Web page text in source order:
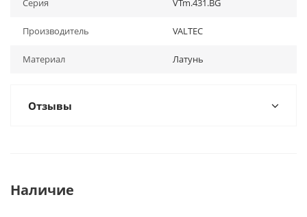
Серия VTm.431.BG
Производитель VALTEC
Материал Латунь
Отзывы
Наличие